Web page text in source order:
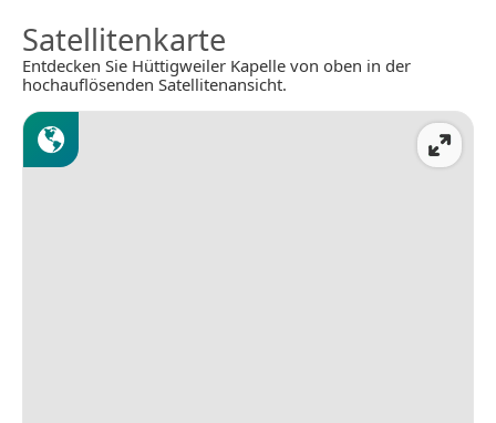
Satellitenkarte
Entdecken Sie Hüttigweiler Kapelle von oben in der
hochauflösenden Satellitenansicht.